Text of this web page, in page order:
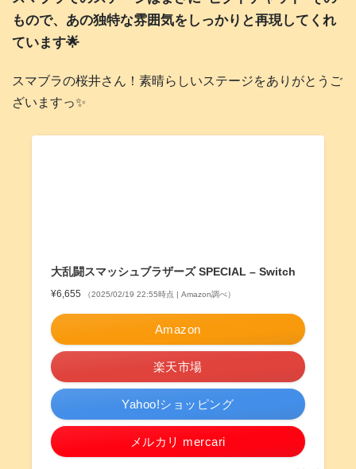
もので、あの独特な雰囲気をしっかりと再現してくれ
ています🌟
スマブラの桜井さん！素晴らしいステージをありがとうご
ざいますっ✨
大乱闘スマッシュブラザーズ SPECIAL – Switch
¥6,655 （2025/02/19 22:55時点 | Amazon調べ）
Amazon
楽天市場
Yahoo!ショッピング
メルカリ mercari